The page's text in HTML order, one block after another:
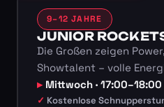
9–12 JAHRE
JUNIOR
Die Großen zeigen
Showtalent – volle
Mittwoch · 17:00–18:00
Kostenlose